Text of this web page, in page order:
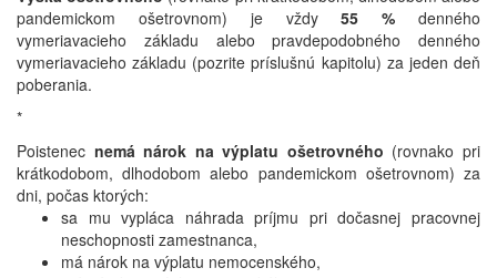
pandemickom ošetrovnom) je vždy55 % denného
vymeriavacieho základu alebo pravdepodobného denného
vymeriavacieho základu (pozrite príslušnú kapitolu) za jeden deň
poberania.
*
Poistenec nemá nárok na výplatu ošetrovného (rovnako pri
krátkodobom, dlhodobom alebo pandemickom ošetrovnom) za
dni, počas ktorých:
sa mu vypláca náhrada príjmu pri dočasnej pracovnej
neschopnosti zamestnanca,
má nárok na výplatu nemocenského,